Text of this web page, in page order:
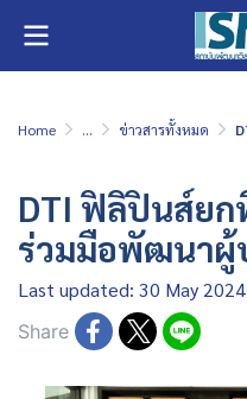
Home ... ข่าวสารทั้งหมด
DTI ฟิลิปินส์ยก
ร่วมมือพัฒนาผู้
Last updated: 30 May 2024
Share